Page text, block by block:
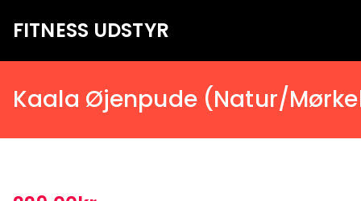
FITNESS UDSTYR
Kaala Øjenpude (Natur/